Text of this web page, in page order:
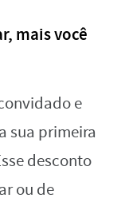
mais você
e
sua primeira
desconto
ou de